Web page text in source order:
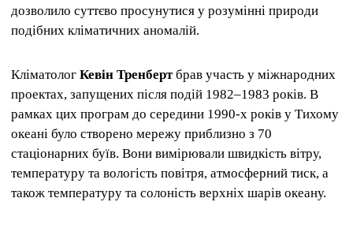
дозволило суттєво просунутися у розумінні природи
подібних кліматичних аномалій.
Кліматолог Кевін Тренбертбрав участь у міжнародних
проектах, запущених після подій 1982–1983 років. В
рамках цих програм до середини 1990-х років у Тихому
океані було створено мережу приблизно з 70
стаціонарних буїв. Вони вимірювали швидкість вітру,
температуру та вологість повітря, атмосферний тиск, а
також температуру та солоність верхніх шарів океану.